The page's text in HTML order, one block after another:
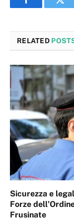
Facebook
RELATED
Sicurezza e
Forze
Frusinate